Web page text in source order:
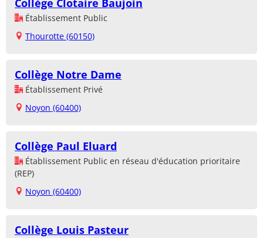
Collège Clotaire Baujoin
Établissement Public
Thourotte (60150)
Collège Notre Dame
Établissement Privé
Noyon (60400)
Collège Paul Eluard
Établissement Public en réseau d'éducation prioritaire
(REP)
Noyon (60400)
Collège Louis Pasteur